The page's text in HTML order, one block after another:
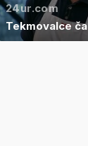
24ur.com
Tekmovalce